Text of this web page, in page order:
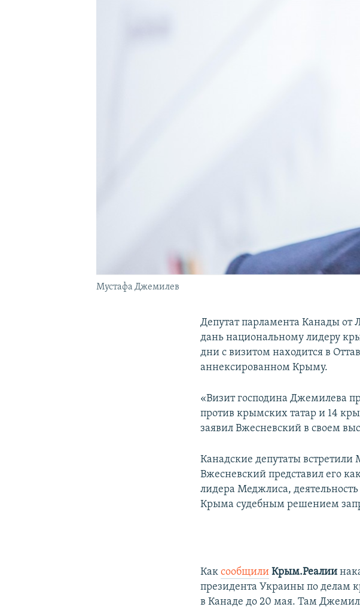
Мустафа Джемилев
Депутат парламента Канады от
дань национальному лидеру
дни с визитом находится в
аннексированном Крыму.
«Визит господина Джемилева
против крымских татар и 14
заявил Вжесневский в своем
Канадские депутаты
Вжесневский представил его
лидера Меджлиса, деятельность
Крыма судебным решением
Каксообщили Крым.Реалии
президента Украины по делам
в Канаде до 20 мая. Там